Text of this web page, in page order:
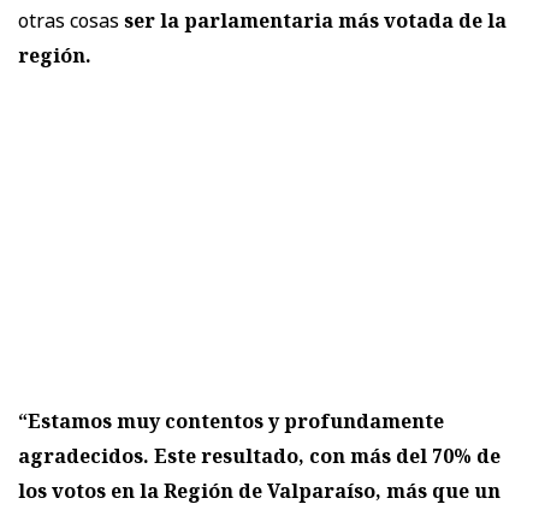
otras cosas ser la parlamentaria más votada de la
región.
“Estamos muy contentos y profundamente
agradecidos. Este resultado, con más del 70% de
los votos en la Región de Valparaíso, más que un